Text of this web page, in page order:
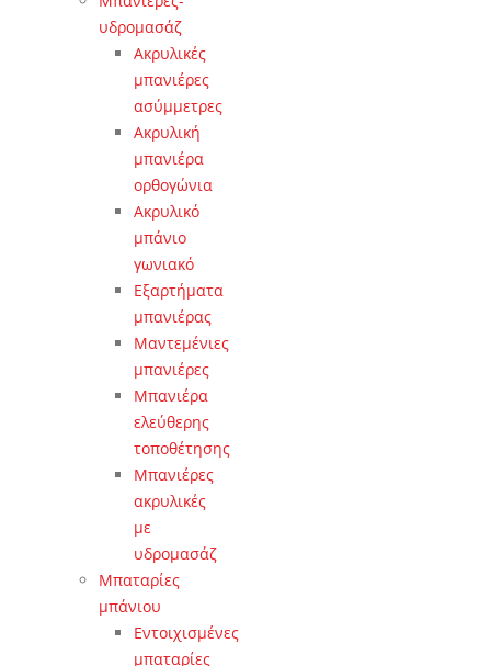
υδρομασάζ
Ακρυλικές
μπανιέρες
ασύμμετρες
Ακρυλική
μπανιέρα
ορθογώνια
Ακρυλικό
μπάνιο
γωνιακό
Εξαρτήματα
μπανιέρας
Μαντεμένιες
μπανιέρες
Μπανιέρα
ελεύθερης
τοποθέτησης
Μπανιέρες
ακρυλικές
με
υδρομασάζ
Μπαταρίες
μπάνιου
Εντοιχισμένες
μπαταρίες